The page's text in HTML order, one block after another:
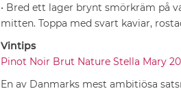
• Bred ett lager brynt smörkräm på
mitten. Toppa med svart kaviar,
Vintips
Pinot Noir Brut Nature Stella Mary
En av Danmarks mest ambitiösa